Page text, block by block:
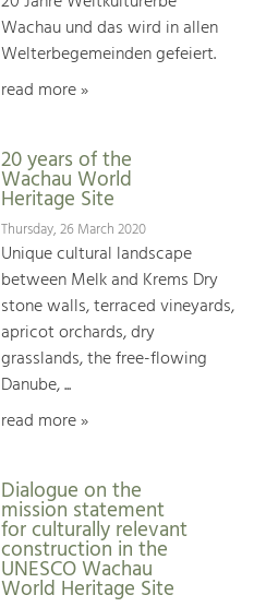
Wachau und das wird in allen
Welterbegemeinden gefeiert.
read more »
20 years of the
Wachau World
Heritage Site
Thursday, 26 March 2020
Unique cultural landscape
between Melk and Krems Dry
stone walls, terraced vineyards,
apricot orchards, dry
grasslands, the free-flowing
Danube, ...
read more »
Dialogue on the
mission statement
for culturally relevant
construction in the
UNESCO Wachau
World Heritage Site